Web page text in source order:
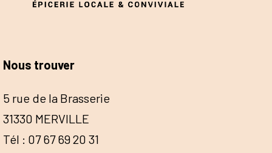
Nous trouver
5 rue de la Brasserie
31330 MERVILLE
Tél : 07 67 69 20 31